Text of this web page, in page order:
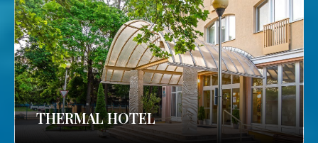
THERMAL HOTEL